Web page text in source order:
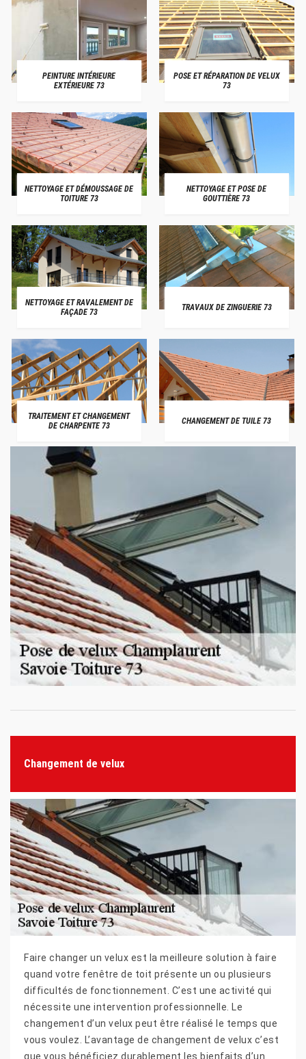
PEINTURE INTÉRIEURE
EXTÉRIEURE 73
POSE ET RÉPARATION DE VELUX
73
NETTOYAGE ET DÉMOUSSAGE DE
TOITURE 73
NETTOYAGE ET POSE DE
GOUTTIÈRE 73
NETTOYAGE ET RAVALEMENT DE
FAÇADE 73
TRAVAUX DE ZINGUERIE 73
TRAITEMENT ET CHANGEMENT
DE CHARPENTE 73
CHANGEMENT DE TUILE 73
Changement de velux
Faire changer un velux est la meilleure solution à faire
quand votre fenêtre de toit présente un ou plusieurs
difficultés de fonctionnement. C’est une activité qui
nécessite une intervention professionnelle. Le
changement d’un velux peut être réalisé le temps que
vous voulez. L’avantage de changement de velux c’est
que vous bénéficiez durablement les bienfaits d’un